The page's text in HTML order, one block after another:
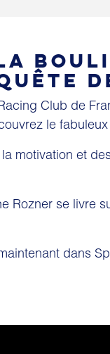
Club de
le
motivation et
Rozner se livre
dans